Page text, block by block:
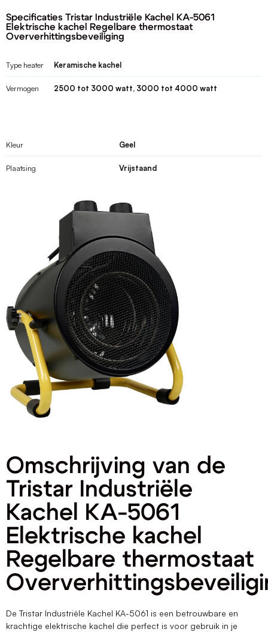
Specificaties Tristar Industriële Kachel KA-5061
Elektrische kachel Regelbare thermostaat
Oververhittingsbeveiliging
Type heater Keramische kachel
Vermogen 2500 tot 3000 watt, 3000 tot 4000 watt
Kleur Geel
Plaatsing Vrijstaand
Omschrijving van de
Tristar Industriële
Kachel KA-5061
Elektrische kachel
Regelbare thermostaat
De Tristar Industriële Kachel KA-5061 is een betrouwbare en
krachtige elektrische kachel die perfect is voor gebruik in je